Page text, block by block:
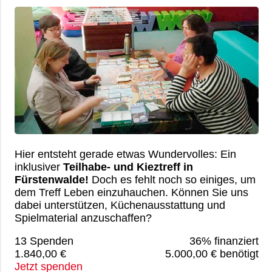
Hier entsteht gerade etwas Wundervolles: Ein
inklusiverTeilhabe- und Kieztreff in
Fürstenwalde! Doch es fehlt noch so einiges, um
dem Treff Leben einzuhauchen. Können Sie uns
dabei unterstützen, Küchenausstattung und
Spielmaterial anzuschaffen?
13 Spenden
36% finanziert
1.840,00 €
5.000,00 € benötigt
Jetzt spenden